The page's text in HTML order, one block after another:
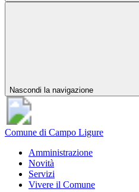
Nascondi la navigazione
Comune di Campo Ligure
Amministrazione
Novità
Servizi
Vivere il Comune